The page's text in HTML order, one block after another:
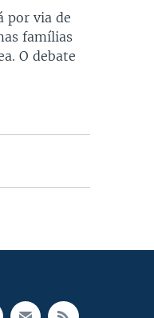
por via de
famílias
O debate